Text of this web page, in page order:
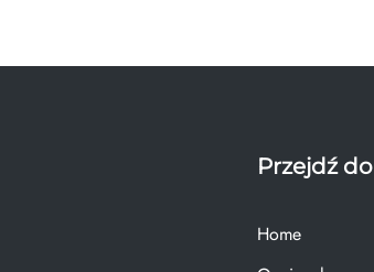
Przejdź do
Home